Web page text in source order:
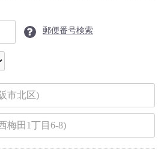
郵便番号検索